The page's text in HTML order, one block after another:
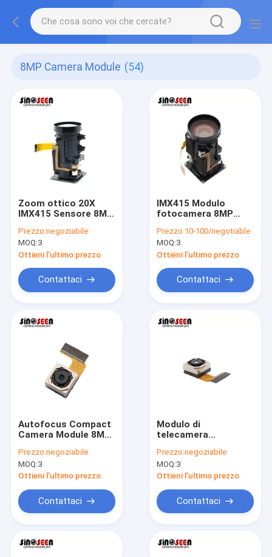
8MP Camera Module (54)
Zoom ottico 20X
IMX415 Sensore 8MP
fotocamera 60
fotogrammi
Interfaccia MIPI
Prezzo:negoziabile
MOQ:3
Ottieni l'ultimo prezzo
Contattaci
IMX415 Modulo
fotocamera 8MP
Prezzo:10-100/negotiable
MOQ:3
Ottieni l'ultimo prezzo
Contattaci
Autofocus Compact
Camera Module 8MP
Interfaccia MIPI
Prezzo:negoziabile
MOQ:3
Ottieni l'ultimo prezzo
Contattaci
Modulo di
telecamera
con dimensioni
personalizzabili per
visione incorporata
Prezzo:negoziabile
MOQ:3
Ottieni l'ultimo prezzo
Contattaci